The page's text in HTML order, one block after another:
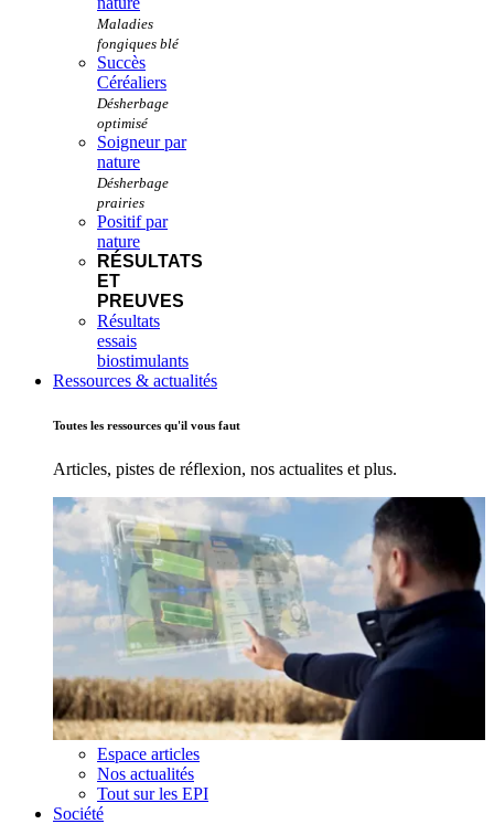
Succès
Céréaliers
Soigneur par
nature
Positif par
nature
RÉSULTATS
ET
PREUVES
Résultats
essais
biostimulants
Ressources & actualités
Toutes les ressources qu'il vous faut
Articles, pistes de réflexion, nos actualites et plus.
Espace articles
Nos actualités
Tout sur les EPI
Société